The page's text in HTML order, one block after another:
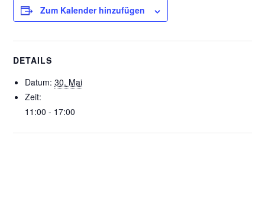
Zum Kalender hinzufügen
DETAILS
Datum: 30. Mai
Zeit:
11:00 - 17:00